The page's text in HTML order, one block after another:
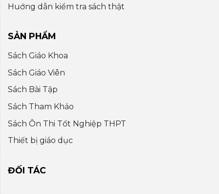
Huớng dẫn kiểm tra sách thật
SẢN PHẨM
Sách Giáo Khoa
Sách Giáo Viên
Sách Bài Tập
Sách Tham Khảo
Sách Ôn Thi Tốt Nghiệp THPT
Thiết bị giáo dục
ĐỐI TÁC